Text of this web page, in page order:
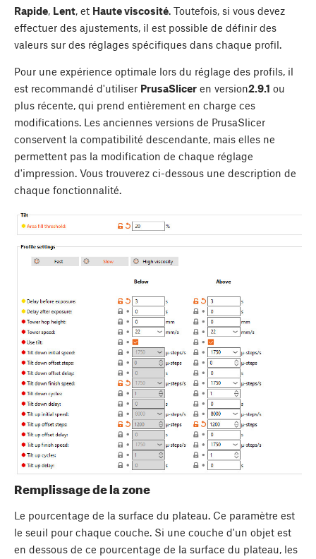
Rapide, Lent, et Haute viscosité. Toutefois, si vous devez
effectuer des ajustements, il est possible de définir des
valeurs sur des réglages spécifiques dans chaque profil.
Pour une expérience optimale lors du réglage des profils, il
est recommandé d'utiliser PrusaSlicer en version2.9.1 ou
plus récente, qui prend entièrement en charge ces
modifications. Les anciennes versions de PrusaSlicer
conservent la compatibilité descendante, mais elles ne
permettent pas la modification de chaque réglage
d'impression. Vous trouverez ci-dessous une description de
chaque fonctionnalité.
Remplissage de la zone
Le pourcentage de la surface du plateau. Ce paramètre est
le seuil pour chaque couche. Si une couche d'un objet est
en dessous de ce pourcentage de la surface du plateau, les